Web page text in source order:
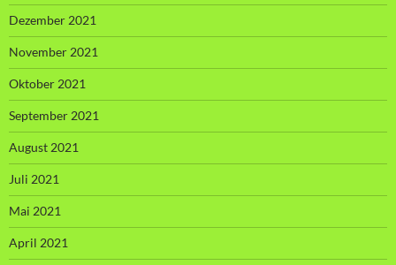
Dezember 2021
November 2021
Oktober 2021
September 2021
August 2021
Juli 2021
Mai 2021
April 2021